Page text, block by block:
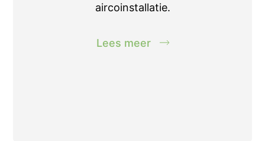
aircoinstallatie.
Lees meer